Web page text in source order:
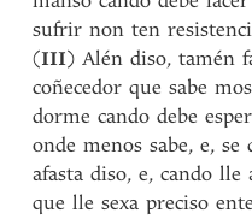
sufrir non ten
(III) Alén diso, tamén
coñecedor que sabe
dorme cando debe
onde menos sabe, e,
afasta diso, e, cando lle
que lle sexa preciso